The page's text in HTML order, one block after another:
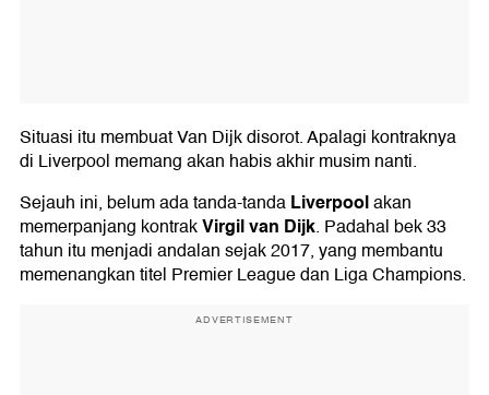
Situasi itu membuat Van Dijk disorot. Apalagi kontraknya
di Liverpool memang akan habis akhir musim nanti.
Sejauh ini, belum ada tanda-tandaLiverpoolakan
memerpanjang kontrakVirgil van Dijk. Padahal bek 33
tahun itu menjadi andalan sejak 2017, yang membantu
memenangkan titel Premier League dan Liga Champions.
ADVERTISEMENT